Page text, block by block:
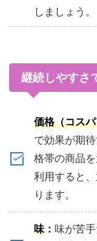
しましょう。
継続しやすさ
価格（コス
で効果が期
格帯の商品
利用すると
ります。
味： 味が苦